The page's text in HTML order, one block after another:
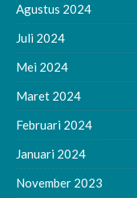
Agustus 2024
Juli 2024
Mei 2024
Maret 2024
Februari 2024
Januari 2024
November 2023